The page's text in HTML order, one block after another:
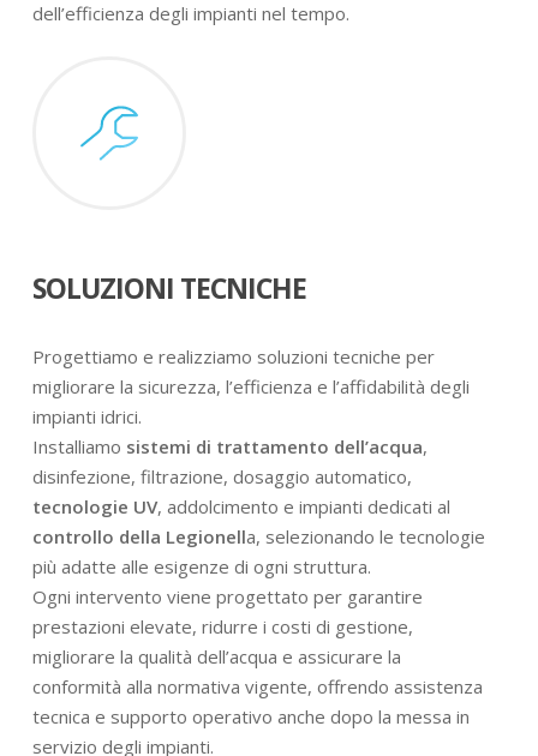
dell’efficienza degli impianti nel tempo.
SOLUZIONI TECNICHE
Progettiamo e realizziamo soluzioni tecniche per
migliorare la sicurezza, l’efficienza e l’affidabilità degli
impianti idrici.
Installiamo sistemi di trattamento dell’acqua,
disinfezione, filtrazione, dosaggio automatico,
tecnologie UV, addolcimento e impianti dedicati al
controllo della Legionella, selezionando le tecnologie
più adatte alle esigenze di ogni struttura.
Ogni intervento viene progettato per garantire
prestazioni elevate, ridurre i costi di gestione,
migliorare la qualità dell’acqua e assicurare la
conformità alla normativa vigente, offrendo assistenza
tecnica e supporto operativo anche dopo la messa in
servizio degli impianti.